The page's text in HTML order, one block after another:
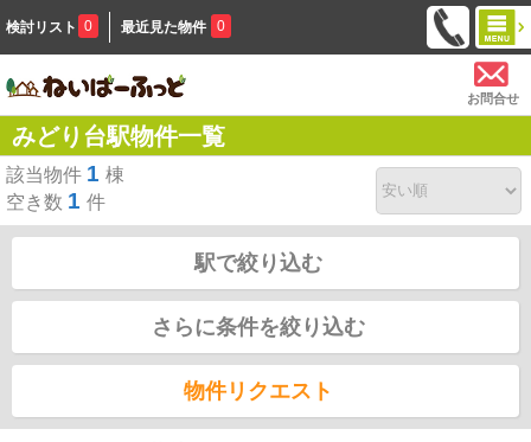
検討リスト 0 最近見た物件 0
お問合せ
みどり台駅物件一覧
該当物件 1 棟
空き数 1 件
駅で絞り込む
さらに条件を絞り込む
物件リクエスト